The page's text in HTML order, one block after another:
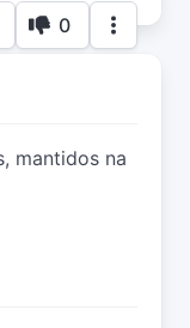
0
mantidos na